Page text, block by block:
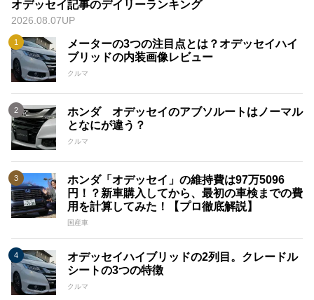
オデッセイ記事のデイリーランキング
2026.08.07UP
メーターの3つの注目点とは？オデッセイハイ
ブリッドの内装画像レビュー
クルマ
ホンダ オデッセイのアブソルートはノーマル
となにが違う？
クルマ
ホンダ「オデッセイ」の維持費は97万5096
円！？新車購入してから、最初の車検までの費
用を計算してみた！【プロ徹底解説】
国産車
オデッセイハイブリッドの2列目。クレードル
シートの3つの特徴
クルマ